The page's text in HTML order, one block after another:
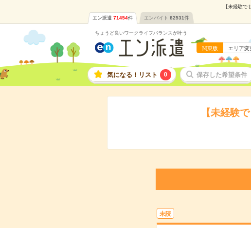
【未経験
エン派遣 71454件 エンバイト 82531件
ちょうど良いワークライフバランスが叶う
関東版 エリア変
気になる！リスト 0 保存した希望条件
【未経験
未読